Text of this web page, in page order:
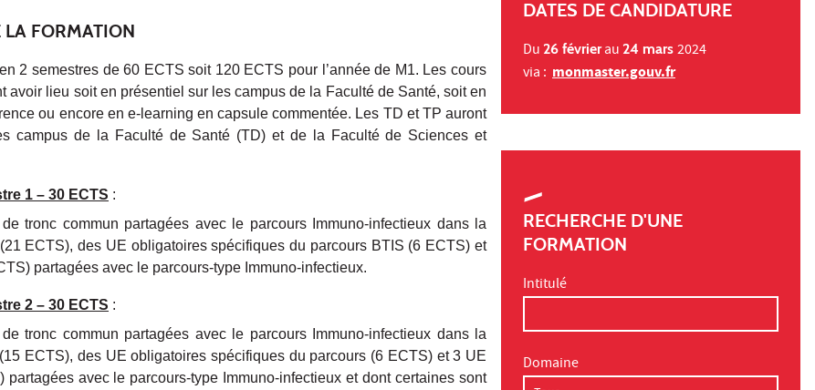
FORMATION
2 semestres de 60 ECTS soit 120 ECTS pour l’année de M1. Les cours
avoir lieu soit en présentiel sur les campus de la Faculté de Santé, soit en
ou encore en e-learning en capsule commentée. Les TD et TP auront
campus de la Faculté de Santé (TD) et de la Faculté de Sciences et
1 – 30 ECTS :
tronc commun partagées avec le parcours Immuno-infectieux dans la
ECTS), des UE obligatoires spécifiques du parcours BTIS (6 ECTS) et
partagées avec le parcours-type Immuno-infectieux.
2 – 30 ECTS :
tronc commun partagées avec le parcours Immuno-infectieux dans la
ECTS), des UE obligatoires spécifiques du parcours (6 ECTS) et 3 UE
partagées avec le parcours-type Immuno-infectieux et dont certaines sont
DATES DE CANDIDATURE
Du 26 févrierau 24 mars 2024
via : monmaster.gouv.fr
RECHERCHE D'UNE
FORMATION
Intitulé
Domaine